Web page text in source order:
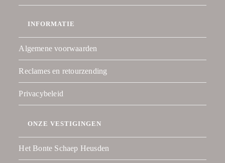
INFORMATIE
Algemene voorwaarden
Reclames en retourzending
Privacybeleid
ONZE VESTIGINGEN
Het Bonte Schaep Heusden